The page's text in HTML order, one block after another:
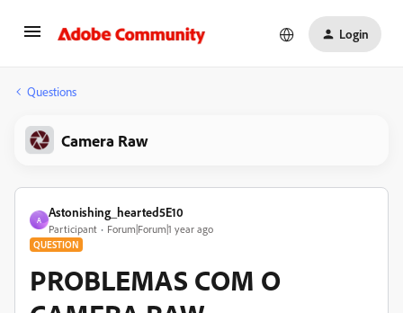
Login
Questions
Camera Raw
A
Astonishing_hearted5E10
Participant Forum|Forum|1 year ago
QUESTION
PROBLEMAS COM O